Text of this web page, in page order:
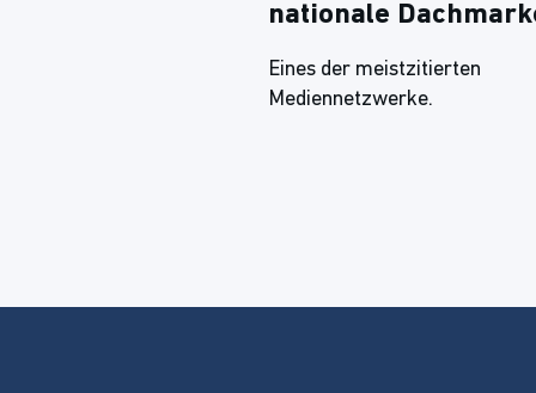
nationale
Eines der meistzitierten
Mediennetzwerke.